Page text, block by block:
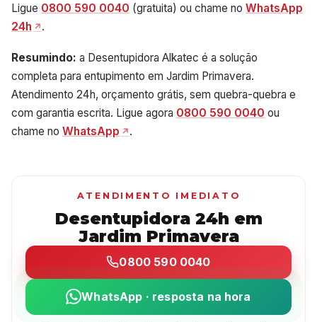
Ligue 0800 590 0040 (gratuita) ou chame no WhatsApp
24h
.
Resumindo: a Desentupidora Alkatec é a solução
completa para entupimento em Jardim Primavera.
Atendimento 24h, orçamento grátis, sem quebra-quebra e
com garantia escrita. Ligue agora 0800 590 0040 ou
chame no WhatsApp .
ATENDIMENTO IMEDIATO
Desentupidora 24h em
Jardim Primavera
0800 590 0040
WhatsApp · resposta na hora